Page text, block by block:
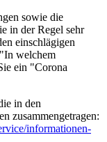
sowie die
in der Regel sehr
einschlägigen
welchem
ein "Corona
in den
zusammengetragen:
­informationen-